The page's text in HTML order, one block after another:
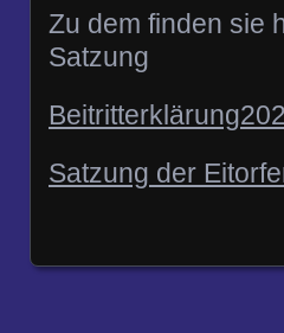
Zu dem finden sie
Satzung
Satzung der